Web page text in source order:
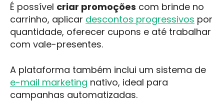
É possível criar promoções com brinde no
carrinho, aplicar descontos progressivos por
quantidade, oferecer cupons e até trabalhar
com vale-presentes.
A plataforma também inclui um sistema de
e-mail marketing nativo, ideal para
campanhas automatizadas.